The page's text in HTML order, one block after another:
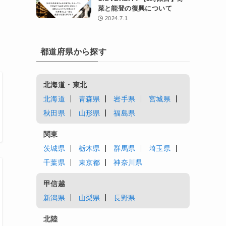
菜と能登の復興について
2024.7.1
都道府県から探す
北海道・東北
北海道
青森県 岩手県
宮城県
秋田県
山形県 福島県
関東
茨城県
栃木県 群馬県
埼玉県
千葉県
東京都 神奈川県
甲信越
新潟県
山梨県 長野県
北陸